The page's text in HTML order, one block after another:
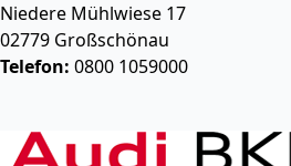
Niedere Mühlwiese 17
02779 Großschönau
Telefon: 0800 1059000